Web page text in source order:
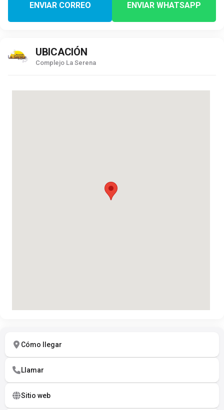
ENVIAR CORREO ENVIAR WHATSAPP
UBICACIÓN
Complejo La Serena
Cómo llegar
Llamar
Sitio web